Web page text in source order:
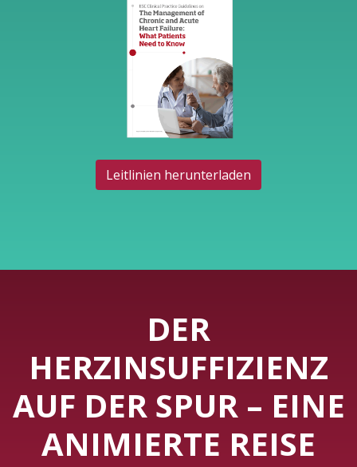
Leitlinien herunterladen
DER
HERZINSUFFIZIENZ
AUF DER SPUR – EINE
ANIMIERTE REISE